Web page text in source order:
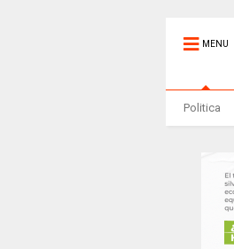
MENU
Politica